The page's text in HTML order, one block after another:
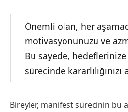
Önemli olan, her
motivasyonunuzu ve
Bu sayede,
sürecinde
Bireyler, manifest sürecinin bu